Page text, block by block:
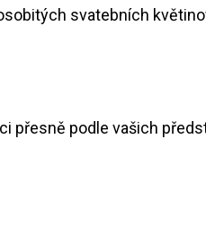
svatebních
přesně podle vašich